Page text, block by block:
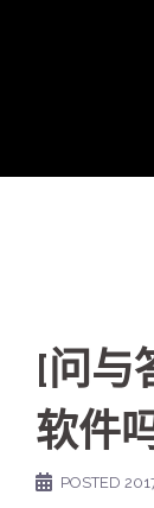
[问与
软件
POSTED